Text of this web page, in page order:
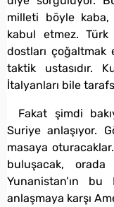
milleti böyle
kabul etmez.
dostları çoğaltmak
taktik ustasıdır.
İtalyanları bile
Fakat şimdi
Suriye anlaşıyor.
masaya
buluşacak,
Yunanistan’ın bu
anlaşmaya karşı